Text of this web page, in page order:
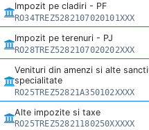
Impozit pe cladiri - PF
RO34TREZ5282107020101XXX
Impozit pe terenuri - PJ
RO28TREZ5282107020202XXX
Venituri din amenzi si alte
specialitate
RO25TREZ52821A350102XXXX
Alte impozite si taxe
RO25TREZ52821180250XXXXX